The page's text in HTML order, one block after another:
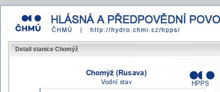
Detail stanice Chomýž